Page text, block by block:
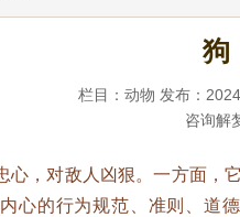
狗
栏目： 动物 发布：
咨询解
，对敌人凶狠。一方面，
心的行为规范、准则、道